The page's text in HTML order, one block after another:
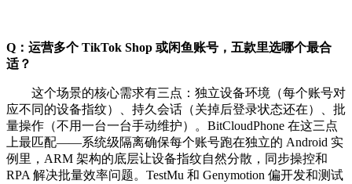
Q：运营多个 TikTok Shop 或闲鱼账号，五款里选哪个最合
适？
这个场景的核心需求有三点：独立设备环境（每个账号对
应不同的设备指纹）、持久会话（关掉后登录状态还在）、批
量操作（不用一台一台手动维护）。BitCloudPhone 在这三点
上最匹配——系统级隔离确保每个账号跑在独立的 Android 实
例里，ARM 架构的底层让设备指纹自然分散，同步操控和
RPA 解决批量效率问题。TestMu 和 Genymotion 偏开发和测试